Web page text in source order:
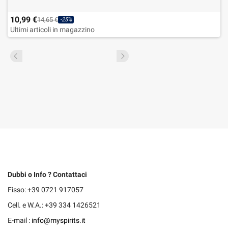
10,99 €14,65 € -25%
Ultimi articoli in magazzino
Dubbi o Info ? Contattaci
Fisso: +39 0721 917057
Cell. e W.A.: +39 334 1426521
E-mail : info@myspirits.it